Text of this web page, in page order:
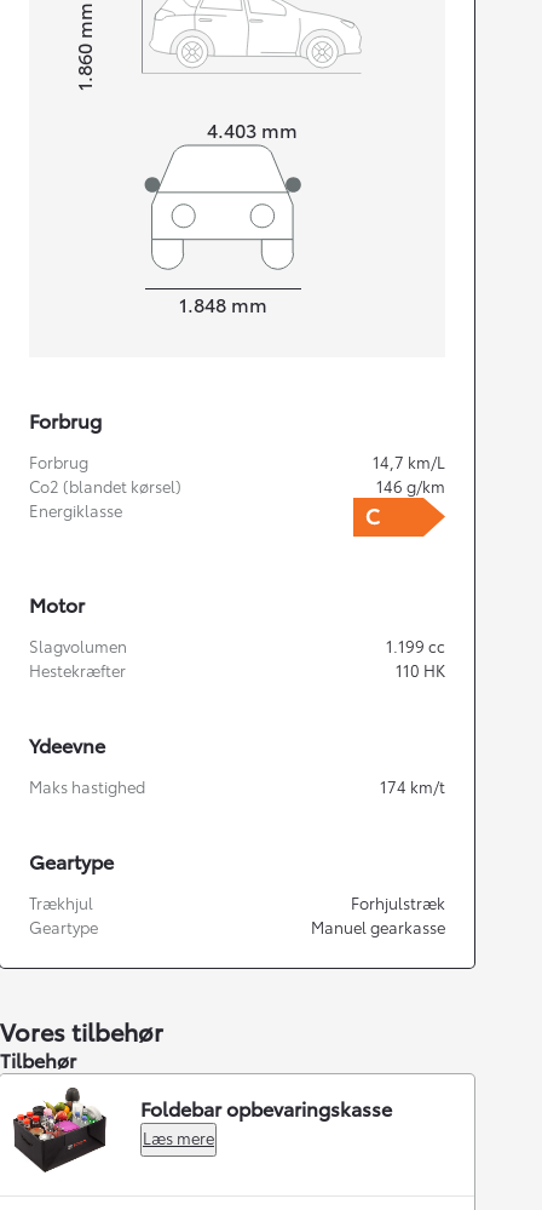
4.403 mm
Højt1.860
mm
1.848 mm
Forbrug
Forbrug 14,7 km/L
Co2 (blandet kørsel)
146 g/km
Energiklasse
Motor
Slagvolumen 1.199 cc
Hestekræfter
110 HK
Ydeevne
Maks hastighed 174 km/t
Geartype
Trækhjul
Forhjulstræk
Geartype
Manuel gearkasse
Vores tilbehør
Tilbehør
Foldebar opbevaringskasse
Læs mere